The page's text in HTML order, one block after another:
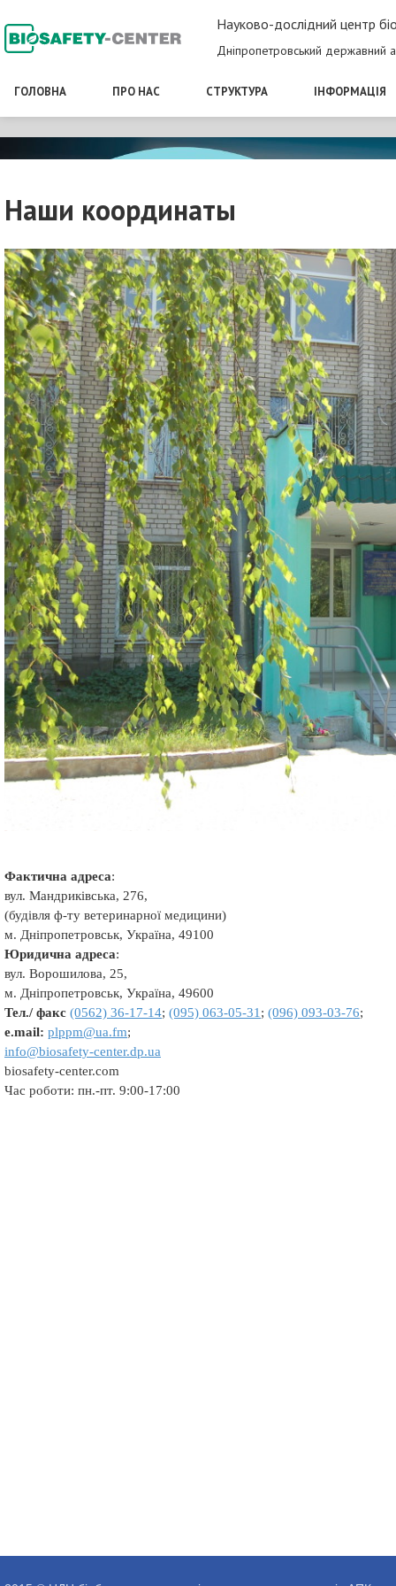
Науково-дослідний центр
Дніпропетровський державний
ГОЛОВНА ПРО НАС СТРУКТУРА ІНФОРМАЦІЯ
Наши координаты
Фактична адреса:
вул. Мандриківська, 276,
(будівля ф-ту ветеринарної медицини)
м. Дніпропетровськ, Україна, 49100
Юридична адреса:
вул. Ворошилова, 25,
м. Дніпропетровськ, Україна, 49600
Тел./ факс (0562) 36-17-14; (095) 063-05-31; (096) 093-03-76;
e.mail: plppm@ua.fm;
info@biosafety-center.dp.ua
biosafety-center.com
Час роботи: пн.-пт. 9:00-17:00